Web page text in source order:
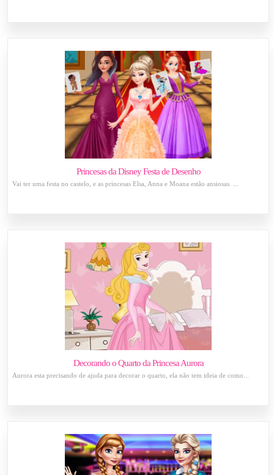
Princesas da Disney Festa de Desenho
Vai ter uma festa no castelo, e as princesas Elsa, Anna e Moana estão ansiosas. ...
Decorando o Quarto da Princesa Aurora
Aurora esta precisando de ajuda para decorar o quarto, ela não tem ideia de como...